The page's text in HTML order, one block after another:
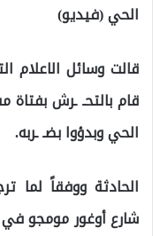
الحي (فيديو)
قالت وسائل الاعلام
قام بالتحـ ـرش
الحي وبدؤوا بضـ ـربه.
الحادثة ووفقاً لما
شارع أوغور مومجو